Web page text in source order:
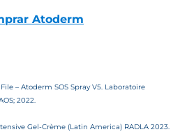
Atoderm
– Atoderm SOS Spray V5. Laboratoire
2022.
Gel-Crème (Latin America) RADLA 2023.